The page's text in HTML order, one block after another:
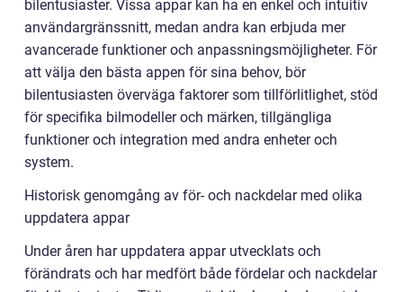
bilentusiaster. Vissa appar kan ha en enkel och intuitiv
användargränssnitt, medan andra kan erbjuda mer
avancerade funktioner och anpassningsmöjligheter. För
att välja den bästa appen för sina behov, bör
bilentusiasten överväga faktorer som tillförlitlighet, stöd
för specifika bilmodeller och märken, tillgängliga
funktioner och integration med andra enheter och
system.
Historisk genomgång av för- och nackdelar med olika
uppdatera appar
Under åren har uppdatera appar utvecklats och
förändrats och har medfört både fördelar och nackdelar